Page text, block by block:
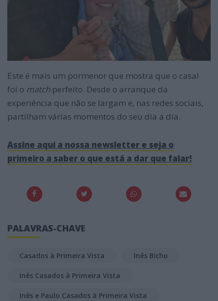
Este é mais um pormenor que mostra que o casal
foi o match perfeito. Desde o arranque da
experiência que não se largam e, nas redes sociais,
partilham várias momentos do seu dia a dia.
Assine aqui a nossa newsletter e seja o
primeiro a saber o que está a dar que falar!
PALAVRAS-CHAVE
Casados à Primeira Vista Inês Bicho
Inês Casados à Primeira Vista
Inês e Paulo Casados à Primeira Vista